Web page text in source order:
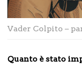
Vader Colpito –
Quanto è stato